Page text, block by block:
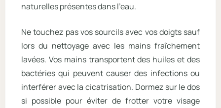
naturelles présentes dans l’eau.
Ne touchez pas vos sourcils avec vos doigts sauf
lors du nettoyage avec les mains fraîchement
lavées. Vos mains transportent des huiles et des
bactéries qui peuvent causer des infections ou
interférer avec la cicatrisation. Dormez sur le dos
si possible pour éviter de frotter votre visage